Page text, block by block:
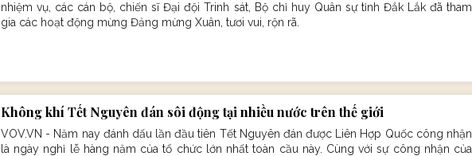
nhiệm vụ, các cán bộ, chiến sĩ Đại đội Trinh sát, Bộ chỉ huy Quân sự tỉnh Đắk Lắk đã tham
gia các hoạt động mừng Đảng mừng Xuân, tươi vui, rộn rã.
Không khí Tết Nguyên đán sôi động tại nhiều nước trên thế giới
VOV.VN - Năm nay đánh dấu lần đầu tiên Tết Nguyên đán được Liên Hợp Quốc công nhận
là ngày nghỉ lễ hàng năm của tổ chức lớn nhất toàn cầu này. Cùng với sự công nhận của